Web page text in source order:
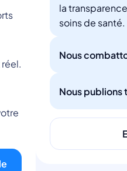
la
soins de santé.
Nous
Nous publions